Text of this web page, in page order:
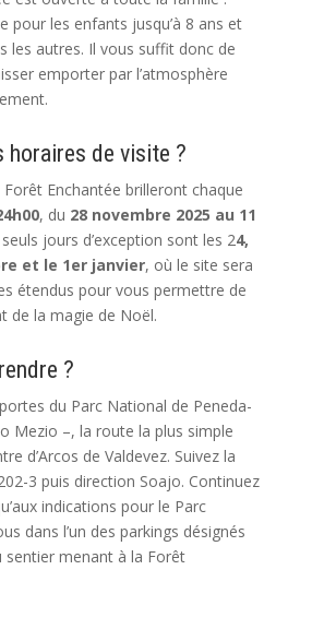
pour les enfants jusqu’à 8 ans et
les autres. Il vous suffit donc de
emporter par l’atmosphère
horaires de visite ?
Enchantée brilleront chaque
, du 28 novembre 2025 au 11
jours d’exception sont les 24,
et le 1er janvier, où le site sera
étendus pour vous permettre de
de la magie de Noël.
?
du Parc National de Peneda-
Mezio –, la route la plus simple
d’Arcos de Valdevez. Suivez la
3 puis direction Soajo. Continuez
indications pour le Parc
dans l’un des parkings désignés
sentier menant à la Forêt